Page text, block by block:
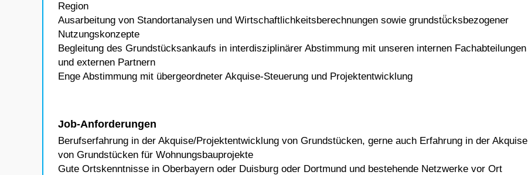
Region
Ausarbeitung von Standortanalysen und Wirtschaftlichkeitsberechnungen sowie grundstü̈cksbezogener
Nutzungskonzepte
Begleitung des Grundstücksankaufs in interdisziplinärer Abstimmung mit unseren internen Fachabteilungen
und externen Partnern
Enge Abstimmung mit übergeordneter Akquise-Steuerung und Projektentwicklung
Job-Anforderungen
Berufserfahrung in der Akquise/Projektentwicklung von Grundstücken, gerne auch Erfahrung in der Akquise
von Grundstücken für Wohnungsbauprojekte
Gute Ortskenntnisse in Oberbayern oder Duisburg oder Dortmund und bestehende Netzwerke vor Ort